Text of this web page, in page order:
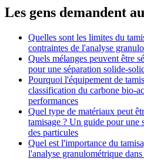
Les gens demandent
Quelles sont les limites du
contraintes de l'analyse
Quels mélanges peuvent être
pour une séparation solide-
Pourquoi l'équipement de
classification du carbone bio-
performances
Quel type de matériaux peut
tamisage ? Un guide pour une
des particules
Quel est l'importance du
l'analyse granulométrique